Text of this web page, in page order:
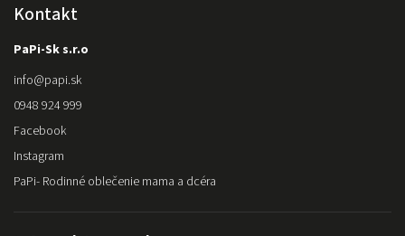
Kontakt
PaPi-Sk s.r.o
info@papi.sk
0948 924 999
Facebook
Instagram
PaPi- Rodinné oblečenie mama a dcéra